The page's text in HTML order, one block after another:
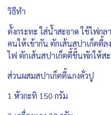
วิธีทำ
ตั้งกระทะ ใส่น้ำสะอาด ใช้ไฟก
คนให้เข้ากัน ตักเส้นสปาเก็ตตี้
ไฟ ตักเส้นสปาเก็ตตี้ขึ้นพักให้ส
ส่วนผสมสปาเก็ตตี้แกงคั่วปู
1 หัวกะทิ 150 กรัม